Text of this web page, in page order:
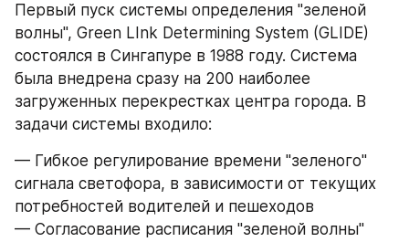
Первый пуск системы определения "зеленой
волны", Green LInk Determining System (GLIDE)
состоялся в Сингапуре в 1988 году. Система
была внедрена сразу на 200 наиболее
загруженных перекрестках центра города. В
задачи системы входило:
— Гибкое регулирование времени "зеленого"
сигнала светофора, в зависимости от текущих
потребностей водителей и пешеходов
— Согласование расписания "зеленой волны"